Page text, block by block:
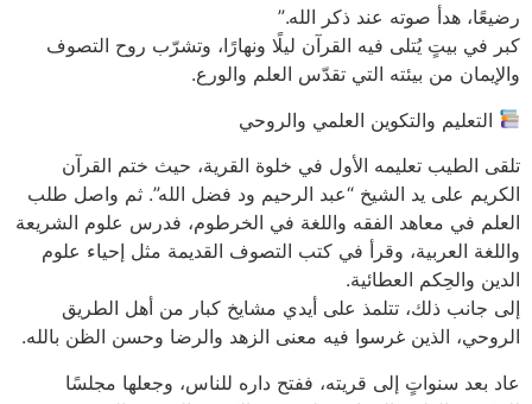
رضيعًا، هدأ صوته عند ذكر الله.”
كبر في بيتٍ يُتلى فيه القرآن ليلًا ونهارًا، وتشرّب روح التصوف
والإيمان من بيئته التي تقدّس العلم والورع.
التعليم والتكوين العلمي والروحي
تلقى الطيب تعليمه الأول في خلوة القرية، حيث ختم القرآن
الكريم على يد الشيخ “عبد الرحيم ود فضل الله”. ثم واصل طلب
العلم في معاهد الفقه واللغة في الخرطوم، فدرس علوم الشريعة
واللغة العربية، وقرأ في كتب التصوف القديمة مثل إحياء علوم
الدين والحِكم العطائية.
إلى جانب ذلك، تتلمذ على أيدي مشايخ كبار من أهل الطريق
الروحي، الذين غرسوا فيه معنى الزهد والرضا وحسن الظن بالله.
عاد بعد سنواتٍ إلى قريته، ففتح داره للناس، وجعلها مجلسًا